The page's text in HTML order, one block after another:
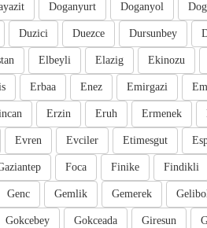
Doganyol
Doganyurt
Dursunbey
Duezce
Duzici
Ekinozu
Elazig
Elbeyli
Emirgazi
Enez
Erbaa
Ermenek
Eruh
Erzin
Etimesgut
Evciler
Evren
Findikli
Finike
Foca
Gemerek
Gemlik
Genc
Giresun
Gokceada
Gokcebey